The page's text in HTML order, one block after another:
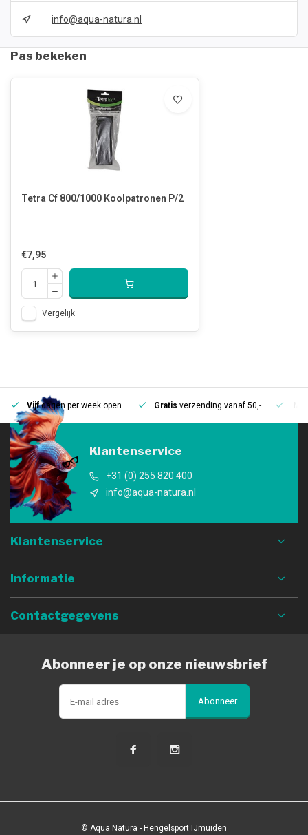
info@aqua-natura.nl
Pas bekeken
Tetra Cf 800/1000 Koolpatronen P/2
€7,95
Vergelijk
Vijfdagen per week open. Gratis verzending vanaf 50,-
Klantenservice
+31 (0) 255 820 400
info@aqua-natura.nl
Klantenservice
Informatie
Contactgegevens
Abonneer je op onze nieuwsbrief
Abonneer
© Aqua Natura - Hengelsport IJmuiden